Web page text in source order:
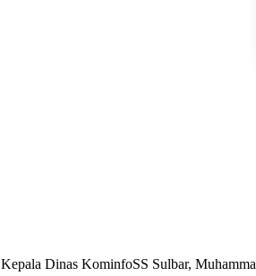
Kepala Dinas KominfoSS Sulbar,